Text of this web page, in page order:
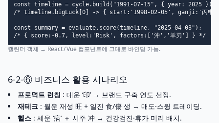
const timeline = cycle.build("1991-07-15", { year: 2025 });
/* timeline.bigLuck[0] -> { start:'1998-02-05', ganji:'丙
const summary = evaluate.score(timeline, "2025-04-03");
캘린더 객체 → React / Vue 컴포넌트에 그대로 바인딩 가능.
6-2-⑥ 비즈니스 활용 시나리오
프로덕트 런칭 : 대운 ‘印’ → 브랜드 구축 연도 선정.
재테크 : 월운 재성 旺 + 일진 食/傷 생 → 매도·스윙 트레이딩.
헬스 : 세운 ‘病’ ＋ 시주 冲 → 건강검진·휴가 미리 배치.